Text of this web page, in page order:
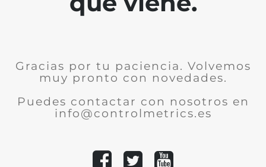
Gracias por tu paciencia. Volvemos
muy pronto con novedades.
Puedes contactar con nosotros en
info@controlmetrics.es